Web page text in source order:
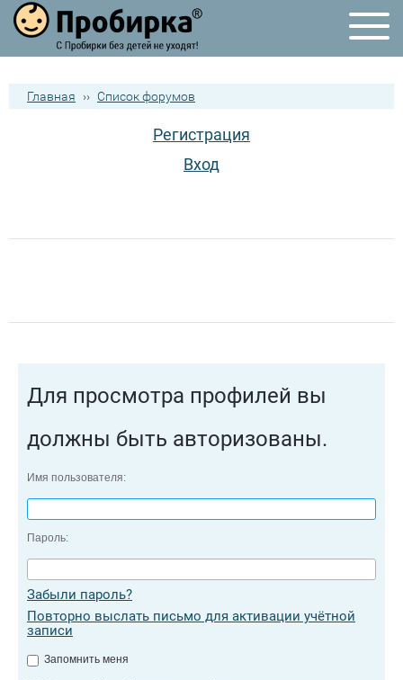
Главная ›› Список форумов
Регистрация
Вход
Для просмотра профилей вы
должны быть авторизованы.
Имя пользователя:
Пароль:
Забыли пароль?
Повторно выслать письмо для активации учётной
записи
Запомнить меня